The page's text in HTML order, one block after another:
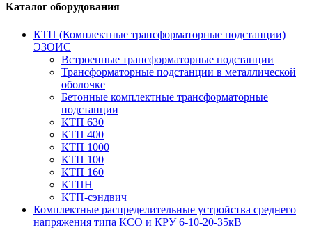
Каталог оборудования
КТП (Комплектные трансформаторные подстанции)
ЭЗОИС
Встроенные трансформаторные подстанции
Трансформаторные подстанции в металлической
оболочке
Бетонные комплектные трансформаторные
подстанции
КТП 630
КТП 400
КТП 1000
КТП 100
КТП 160
КТПН
КТП-сэндвич
Комплектные распределительные устройства среднего
напряжения типа КСО и КРУ 6-10-20-35кВ